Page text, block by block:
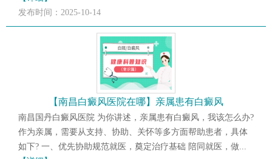
发布时间：2025-10-14
【南昌白癜风医院在哪】亲属患有白癜风
南昌国丹白癜风医院 为你讲述，亲属患有白癜风，我该怎么办?
作为亲属，需要从支持、协助、关怀等多方面帮助患者，具体
如下? 一、优先协助规范就医，奠定治疗基础 陪同就医，做...